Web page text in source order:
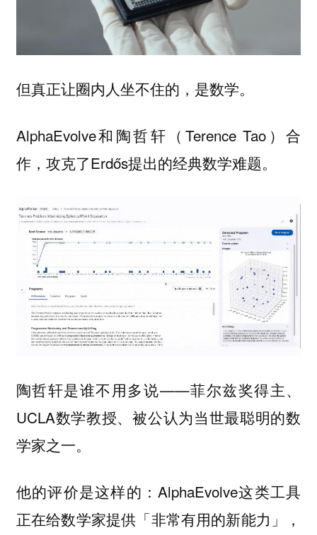
但真正让圈内人坐不住的，是数学。
AlphaEvolve和陶哲轩（Terence Tao）合
作，攻克了Erdős提出的经典数学难题。
陶哲轩是谁不用多说——菲尔兹奖得主、
UCLA数学教授、被公认为当世最聪明的数
学家之一。
他的评价是这样的：AlphaEvolve这类工具
正在给数学家提供 「非常有用的新能力」 ，